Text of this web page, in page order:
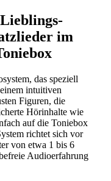
im
das speziell
intuitiven
Figuren, die
Hörinhalte wie
auf die Toniebox
richtet sich vor
von etwa 1 bis 6
Audioerfahrung